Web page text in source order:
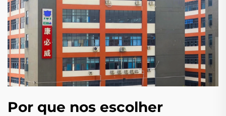
Por que nos escolher